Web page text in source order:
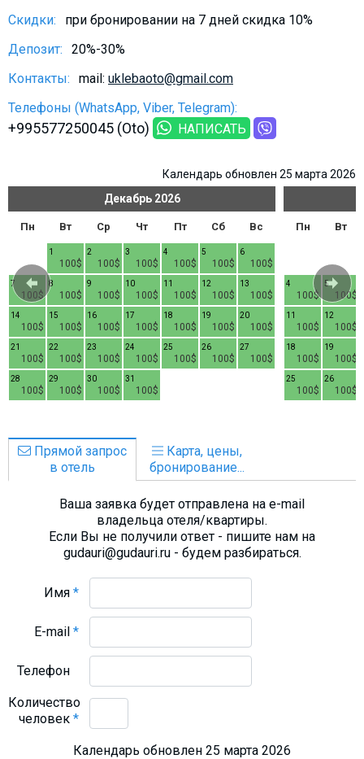
Скидки:
при бронировании на 7 дней скидка 10%
Депозит:
20%-30%
Контакты:
mail: uklebaoto@gmail.com
Телефоны (WhatsApp, Viber, Telegram):
+995577250045 (Oto) НАПИСАТЬ
Календарь обновлен 25 марта 2026
Декабрь 2026
Пн Вт Ср Чт Пт Сб Вс
100$
1
100$
2
100$
3
100$
4
100$
5
100$
6
100$
7
100$
8
100$
9
100$
10
100$
11
100$
12
100$
13
100$
14
100$
15
100$
16
100$
17
100$
18
100$
19
100$
20
100$
21
100$
22
100$
23
100$
24
100$
25
100$
26
100$
27
100$
28
100$
29
100$
30
100$
31
Пн Вт
100$
4
100$
5
100$
11
100$
12
100$
18
100$
19
100$
25
100$
26
Прямой запрос
в отель
Карта, цены,
бронирование...
Ваша заявка будет отправлена на e-mail
владельца отеля/квартиры.
Если Вы не получили ответ - пишите нам на
gudauri@gudauri.ru - будем разбираться.
Имя*
E-mail*
Телефон
Количество
человек*
Календарь обновлен 25 марта 2026
Отчеты